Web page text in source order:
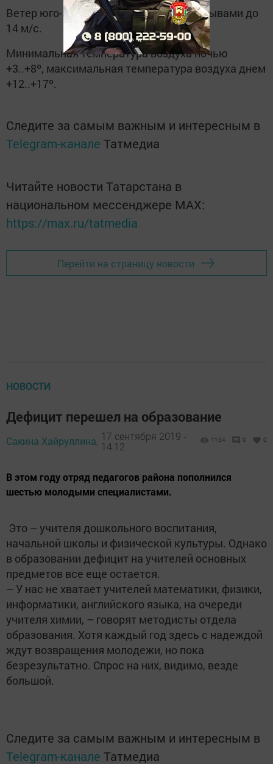
Ветер юго-западный 6-11, местами порывами до
14 м/с.
Минимальная температура воздуха ночью
+3..+8º, максимальная температура воздуха днем
+12..+17º.
Следите за самым важным и интересным в
Telegram-канале Татмедиа
Читайте новости Татарстана в
национальном мессенджере MАХ:
https://max.ru/tatmedia
Перейти на страницу новости
НОВОСТИ
Дефицит перешел на образование
Сакина Хайруллина, 17 сентября 2019 -
14:12
1164 0 0
В этом году отряд педагогов района пополнился
шестью молодыми специалистами.
Это – учителя дошкольного воспитания,
начальной школы и физической культуры. Однако
в образовании дефицит на учителей основных
предметов все еще остается.
– У нас не хватает учителей математики, физики,
информатики, английского языка, на очереди
учителя химии, – говорят методисты отдела
образования. Хотя каждый год здесь с надеждой
ждут возвращения молодежи, но пока
безрезультатно. Спрос на них, видимо, везде
большой.
Следите за самым важным и интересным в
Telegram-канале Татмедиа